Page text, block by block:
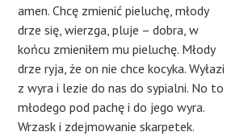
amen. Chcę zmienić pieluchę, młody
drze się, wierzga, pluje – dobra, w
końcu zmieniłem mu pieluchę. Młody
drze ryja, że on nie chce kocyka. Wyłazi
z wyra i lezie do nas do sypialni. No to
młodego pod pachę i do jego wyra.
Wrzask i zdejmowanie skarpetek.